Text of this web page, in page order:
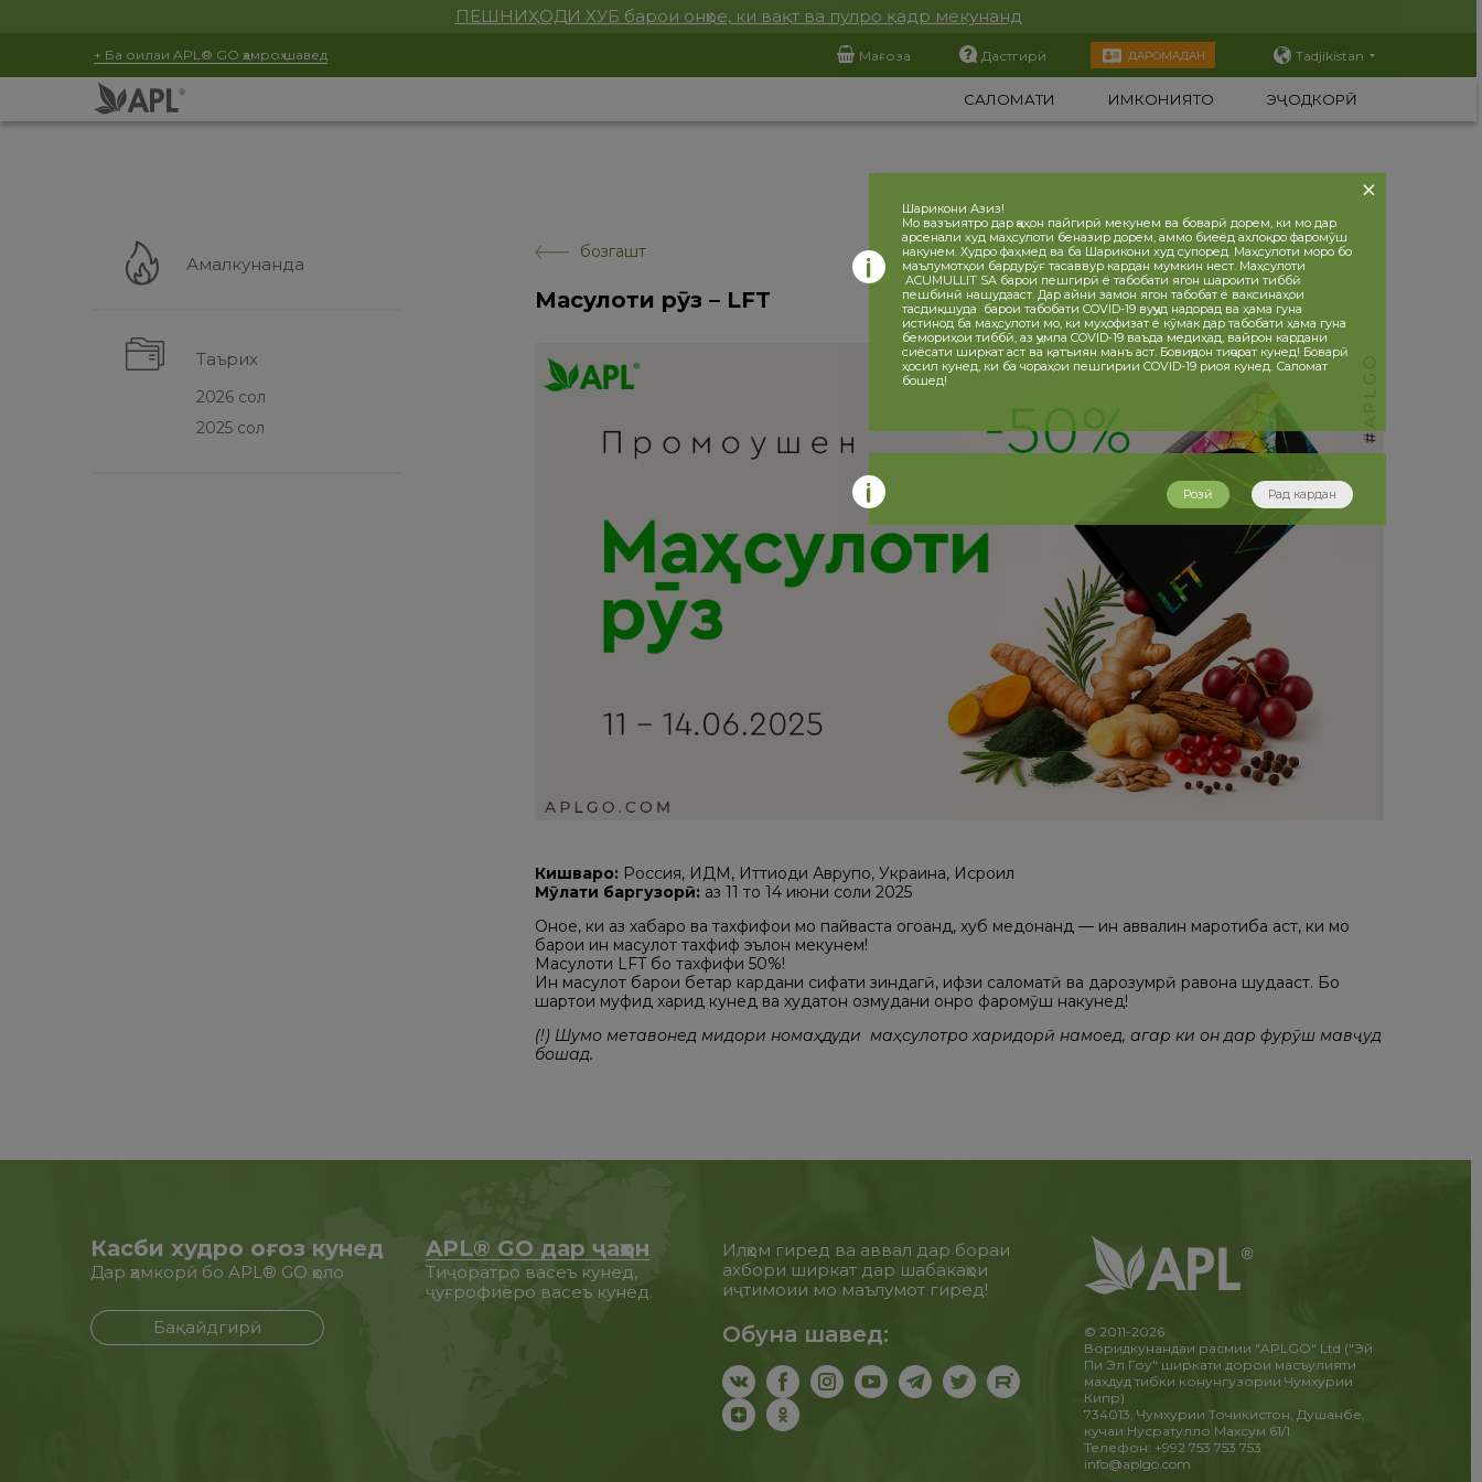
ПЕШНИҲОДИ ХУБ барои онҳое, ки вақт ва пулро қадр мекунанд
+ Ба оилаи APL® GO ҳамроҳ шавед Мағоза Дастгирӣ ДАРОМАДАН Tadjikistan
САЛОМАТИ ИМКОНИЯТҲО ЭҶОДКОРӢ
Амалкунанда
Таърих
2026 сол
2025 сол
бозгашт
Маҳсулоти рӯз – LFT
Кишварҳо: Россия, ИДМ, Иттиҳоди Аврупо, Украина, Исроил
Мӯҳлати баргузорӣ: аз 11 то 14 июни соли 2025
Онҳое, ки аз хабарҳо ва тахфифҳои мо пайваста огоҳанд, хуб медонанд — ин аввалин маротиба аст, ки мо
барои ин маҳсулот тахфиф эълон мекунем!
Маҳсулоти LFT бо тахфифи 50%!
Ин маҳсулот барои беҳтар кардани сифати зиндагӣ, ҳифзи саломатӣ ва дарозумрӣ равона шудааст. Бо
шартҳои муфид харид кунед ва худатон озмудани онро фаромӯш накунед!
(!) Шумо метавонед миқдори номаҳдуди маҳсулотро харидорӣ намоед, агар ки он дар фурӯш мавҷуд
бошад.
Касби худро оғоз кунед
Дар ҳамкорӣ бо APL® GO ҳоло
Бақайдгирӣ
APL® GO дар ҷаҳон
Тиҷоратро васеъ кунед,
ҷуғрофиёро васеъ кунед.
Илҳом гиред ва аввал дар бораи
ахбори ширкат дар шабакаҳои
иҷтимоии мо маълумот гиред!
Обуна шавед:
© 2011-2026
Воридкунандаи расмии "APLGO" Ltd ("Эй
Пи Эл Гоу" ширкати дорои масъулияти
махдуд тибки конунгузории Чумхурии
Кипр)
734013, Чумхурии Точикистон, Душанбе,
кучаи Нусратулло Махсум 61/1.
Телефон: +992 753 753 753
info@aplgo.com
Шарикони Азиз!
Мо вазъиятро дар ҷаҳон пайгирӣ мекунем ва боварӣ дорем, ки мо дар
арсенали худ маҳсулоти беназир дорем, аммо биеёд ахлоқро фаромӯш
накунем. Худро фаҳмед ва ба Шарикони худ супоред. Маҳсулоти моро бо
маълумотҳои бардурӯғ тасаввур кардан мумкин нест. Маҳсулоти
ACUMULLIT SA барои пешгирӣ ё табобати ягон шароити тиббӣ
пешбинӣ нашудааст. Дар айни замон ягон табобат ё ваксинаҳои
тасдиқшуда барои табобати COVID-19 вуҷуд надорад ва ҳама гуна
истинод ба маҳсулоти мо, ки муҳофизат ё кӯмак дар табобати ҳама гуна
бемориҳои тиббӣ, аз ҷумла COVID-19 ваъда медиҳад, вайрон кардани
сиёсати ширкат аст ва қатъиян манъ аст. Бовиҷдон тиҷорат кунед! Боварӣ
ҳосил кунед, ки ба чораҳои пешгирии COVID-19 риоя кунед. Саломат
бошед!
Розӣ Рад кардан